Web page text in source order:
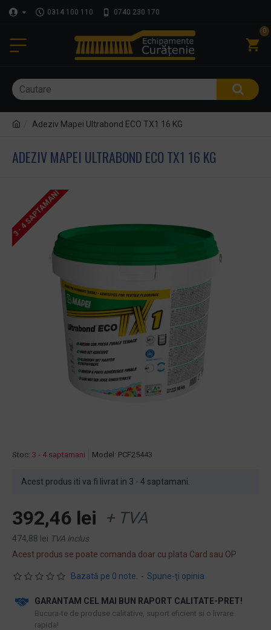
0314 100 110 0740 230 170
0
Adeziv Mapei Ultrabond ECO TX1 16 KG
ADEZIV MAPEI ULTRABOND ECO TX1 16 KG
3 - 4 SAPTAMANI
Stoc: 3 - 4 saptamani Model: PCF25443
Acest produs iti va fi livrat in 3 - 4 saptamani.
Bazată pe 0 note. - Spune-ţi opinia
392,46 lei + TVA
474,88 lei TVA inclus
Acest produs se poate comanda doar cu plata Card sau OP
GARANTAM CEL MAI BUN RAPORT CALITATE-PRET!
​Bucura-te de produse calitative, suport eficient si o livrare
rapida!